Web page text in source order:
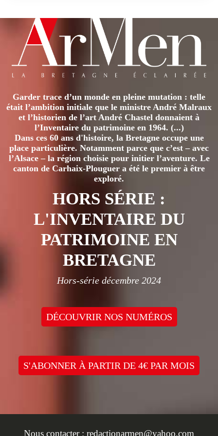
Garder trace d’un monde en pleine mutation : telle
était l’ambition initiale que le ministre André Malraux
et l’historien de l’art André Chastel donnaient à
l’Inventaire du patrimoine en 1964. (...)
Dans ces 60 ans d'histoire, la Bretagne occupe une
place particulière. Notamment parce que c’est – avec
l’Alsace – la région choisie pour initier l’aventure. Le
canton de Carhaix-Plouguer a été le premier à être
exploré.
HORS SÉRIE :
L'INVENTAIRE DU
PATRIMOINE EN
BRETAGNE
Hors-série décembre 2024
DÉCOUVRIR NOS NUMÉROS
S'ABONNER À PARTIR DE 4€ PAR MOIS
Nous contacter : redactionarmen@yahoo.com